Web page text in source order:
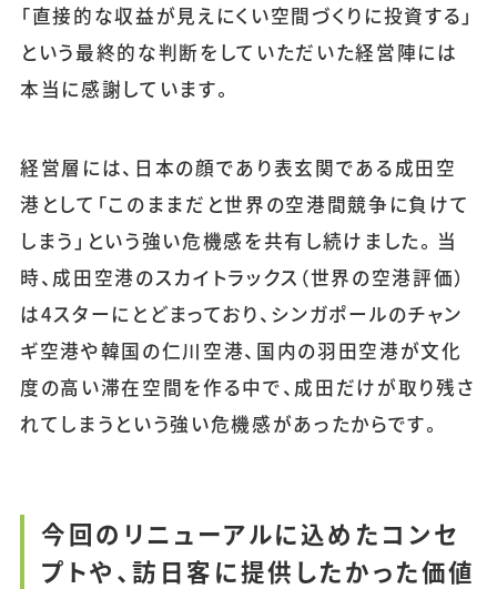
「直接的な収益が見えにくい空間づくりに投資する」
という最終的な判断をしていただいた経営陣には
本当に感謝しています。
経営層には、日本の顔であり表玄関である成田空
港として「このままだと世界の空港間競争に負けて
しまう」という強い危機感を共有し続けました。当
時、成田空港のスカイトラックス（世界の空港評価）
は4スターにとどまっており、シンガポールのチャン
ギ空港や韓国の仁川空港、国内の羽田空港が文化
度の高い滞在空間を作る中で、成田だけが取り残さ
れてしまうという強い危機感があったからです。
今回のリニューアルに込めたコンセ
プトや、訪日客に提供したかった価値